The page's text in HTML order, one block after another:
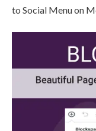
to Social Menu on